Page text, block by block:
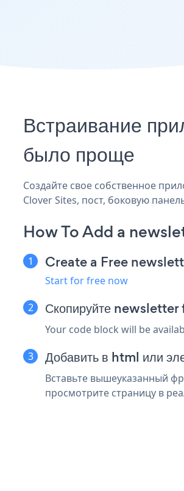
Встраивание
было проще
Создайте свое собственное
Clover Sites, пост, боковую
How To Add a
Create a Free
Start for free now
Скопируйте
Your code block will be
Добавить в html или
Вставьте вышеуказанный
просмотрите страницу в